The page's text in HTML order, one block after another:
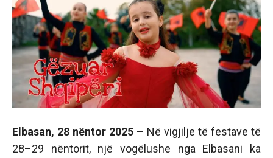
Elbasan, 28 nëntor 2025 – Në vigjilje të festave të
28–29 nëntorit, një vogëlushe nga Elbasani ka